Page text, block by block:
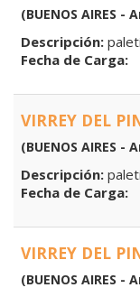
(BUENOS AIRES
Descripción:
Fecha de Carga:
VIRREY DEL
(BUENOS AIRES
Descripción:
Fecha de Carga:
VIRREY DEL
(BUENOS AIRES